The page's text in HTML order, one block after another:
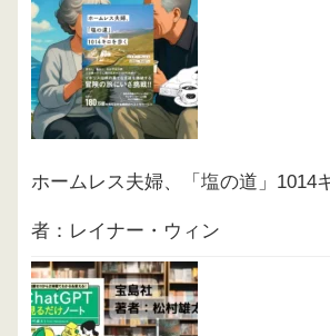
ホームレス夫婦、「塩の道」1014
者：レイナー・ウィン